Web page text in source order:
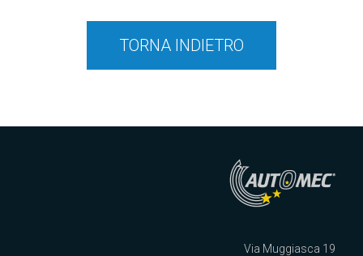
TORNA INDIETRO
Via Muggiasca 19